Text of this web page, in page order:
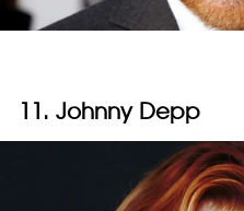
11. Johnny Depp